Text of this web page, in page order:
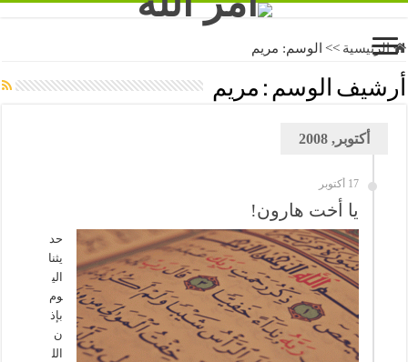
الرئيسية >> الوسم: مريم
أرشيف الوسم : مريم
أكتوبر, 2008
17 أكتوبر
يا أخت هارون!
حد
يثنا
الي
وم
بإذ
ن
الل